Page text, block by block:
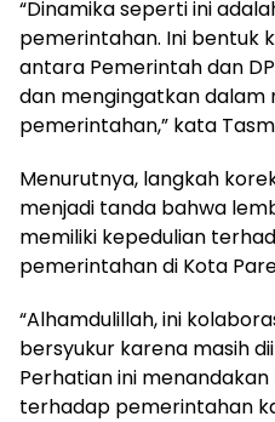
“Dinamika seperti ini
pemerintahan. Ini bentuk
antara Pemerintah dan
dan mengingatkan dalam
pemerintahan,” kata
Menurutnya, langkah
menjadi tanda bahwa
memiliki kepedulian
pemerintahan di Kota
“Alhamdulillah, ini
bersyukur karena masih
Perhatian ini menandakan
terhadap pemerintahan